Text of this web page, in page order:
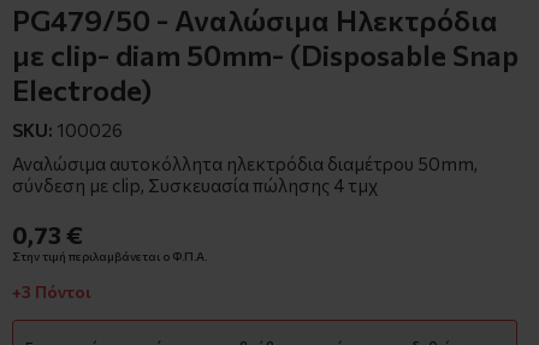
PG479/50 - Αναλώσιμα Ηλεκτρόδια
με clip- diam 50mm- (Disposable Snap
Electrode)
SKU: 100026
Αναλώσιμα αυτοκόλλητα ηλεκτρόδια διαμέτρου 50mm,
σύνδεση με clip, Συσκευασία πώλησης 4 τμχ
0,73 €
Στην τιμή περιλαμβάνεται ο Φ.Π.Α.
+3 Πόντοι